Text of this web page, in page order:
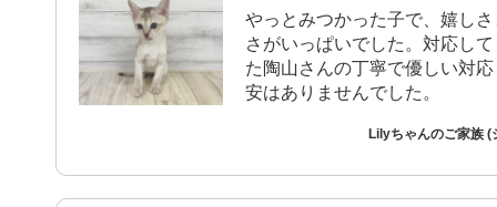
やっとみつかった子で、嬉し
さがいっぱいでした。対応し
た陶山さんの丁寧で優しい対
安はありませんでした。
Lilyちゃんのご家族 (